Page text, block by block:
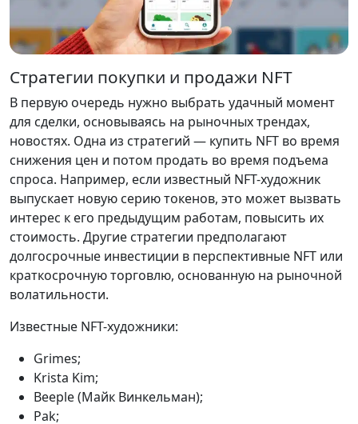
Стратегии покупки и продажи NFT
В первую очередь нужно выбрать удачный момент
для сделки, основываясь на рыночных трендах,
новостях. Одна из стратегий — купить NFT во время
снижения цен и потом продать во время подъема
спроса. Например, если известный NFT-художник
выпускает новую серию токенов, это может вызвать
интерес к его предыдущим работам, повысить их
стоимость. Другие стратегии предполагают
долгосрочные инвестиции в перспективные NFT или
краткосрочную торговлю, основанную на рыночной
волатильности.
Известные NFT-художники:
Grimes;
Krista Kim;
Beeple (Майк Винкельман);
Pak;